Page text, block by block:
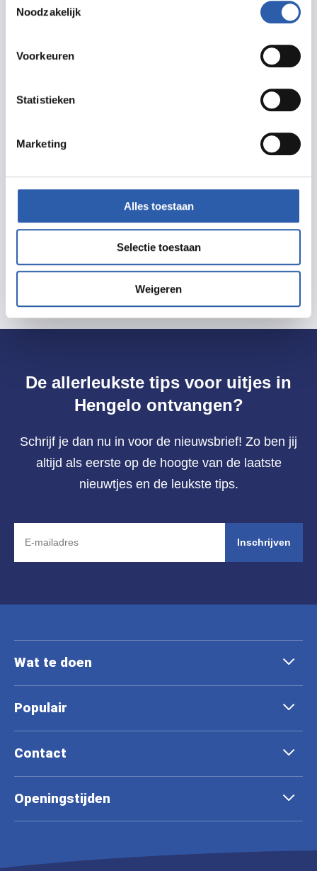
Noodzakelijk
Voorkeuren
Statistieken
Marketing
Alles toestaan
Selectie toestaan
Weigeren
uitinhengelo.nl/koopzondagen
Gratis te bezoeken
De allerleukste tips voor uitjes in
Hengelo ontvangen?
Schrijf je dan nu in voor de nieuwsbrief! Zo ben jij
altijd als eerste op de hoogte van de laatste
nieuwtjes en de leukste tips.
Inschrijven
Wat te doen
Populair
Contact
Openingstijden